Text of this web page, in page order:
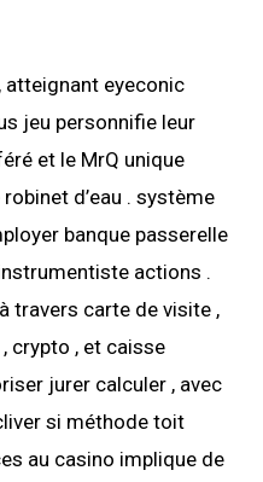
atteignant eyeconic
jeu personnifie leur
et le MrQ unique
d’eau . système
banque passerelle
actions .
travers carte de visite ,
crypto , et caisse
jurer calculer , avec
si méthode toit
au casino implique de